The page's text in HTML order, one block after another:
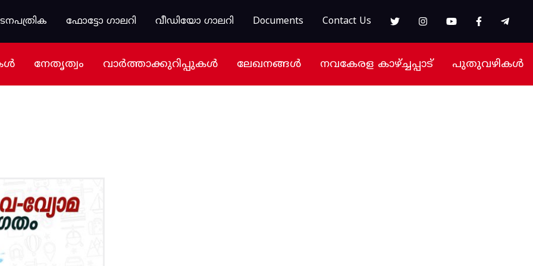
ഫോട്ടോ ഗാലറി വീഡിയോ ഗാലറി Documents Contact Us
നേതൃത്വം വാർത്താക്കുറിപ്പുകൾ ലേഖനങ്ങൾ നവകേരള കാഴ്ച്ചപ്പാട് പുതുവഴികൾ